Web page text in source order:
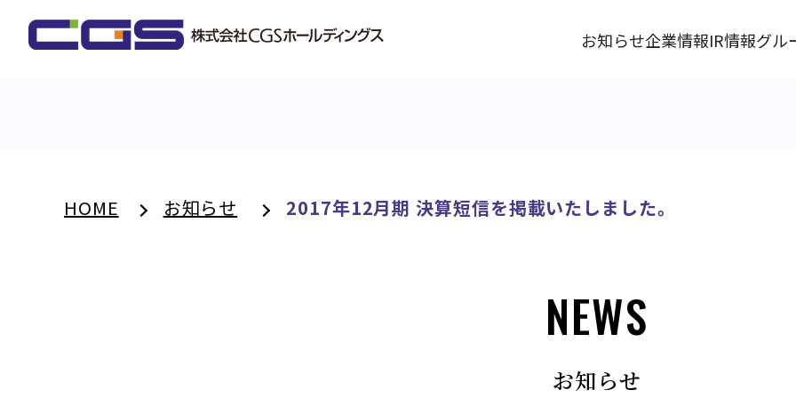
お知らせ企業情報IR情報グル
HOME お知らせ 2017年12月期 決算短信を掲載いたしました。
NEWS
お知らせ